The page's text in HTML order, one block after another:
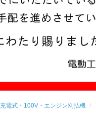
充電式・100V・エンジン刈払機